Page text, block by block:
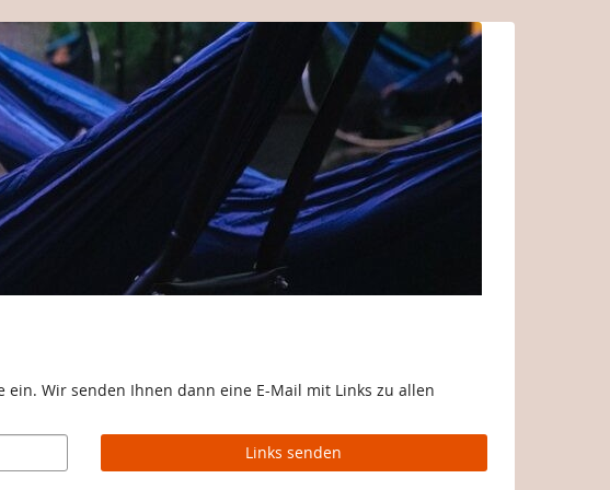
Wir senden Ihnen dann eine E-Mail mit Links zu allen
Links senden